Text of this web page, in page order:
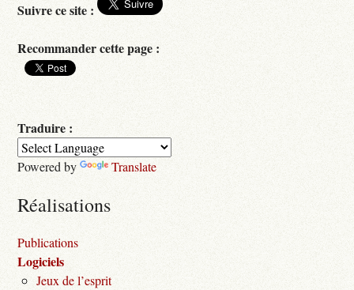
Suivre ce site :
Recommander cette page :
Traduire :
Powered by Translate
Réalisations
Publications
Logiciels
Jeux de l’esprit